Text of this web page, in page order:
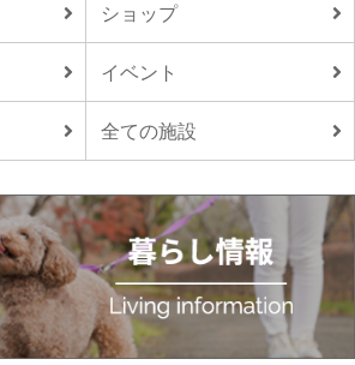
ショップ
イベント
全ての施設